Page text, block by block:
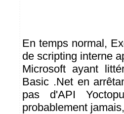
En temps normal,
de scripting interne
Microsoft ayant
Basic .Net en
pas d'API
probablement